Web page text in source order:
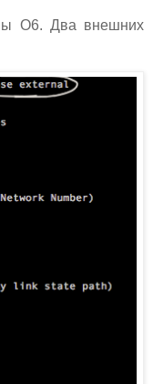
О6. Два внешних